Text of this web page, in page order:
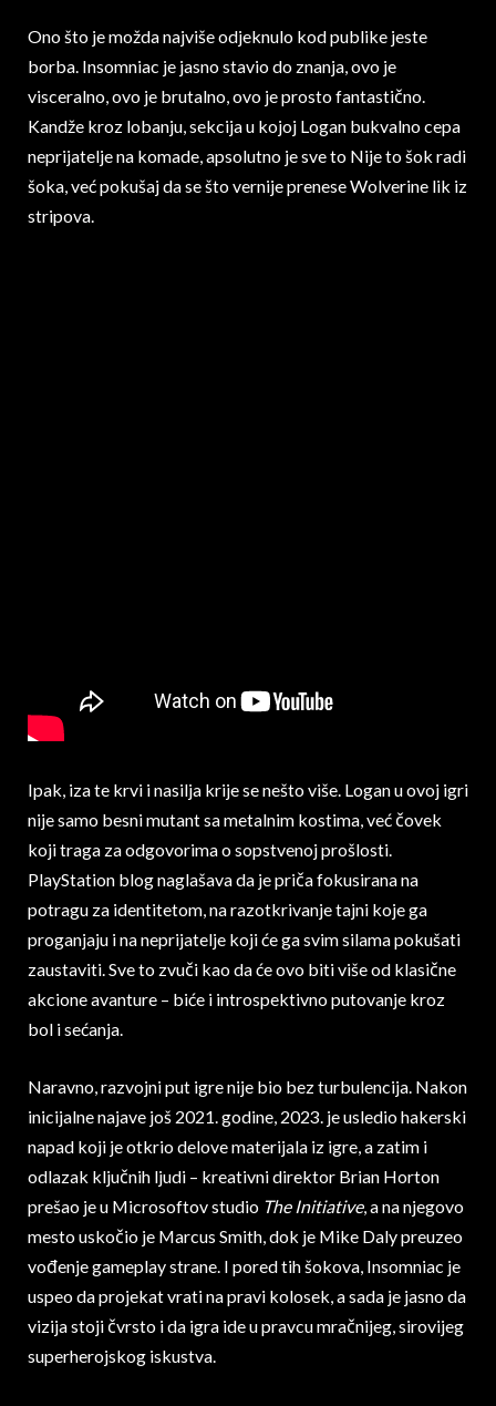
Ono što je možda najviše odjeknulo kod publike jeste
borba. Insomniac je jasno stavio do znanja, ovo je
visceralno, ovo je brutalno, ovo je prosto fantastično.
Kandže kroz lobanju, sekcija u kojoj Logan bukvalno cepa
neprijatelje na komade, apsolutno je sve to Nije to šok radi
šoka, već pokušaj da se što vernije prenese Wolverine lik iz
stripova.
Ipak, iza te krvi i nasilja krije se nešto više. Logan u ovoj igri
nije samo besni mutant sa metalnim kostima, već čovek
koji traga za odgovorima o sopstvenoj prošlosti.
PlayStation blog naglašava da je priča fokusirana na
potragu za identitetom, na razotkrivanje tajni koje ga
proganjaju i na neprijatelje koji će ga svim silama pokušati
zaustaviti. Sve to zvuči kao da će ovo biti više od klasične
akcione avanture – biće i introspektivno putovanje kroz
bol i sećanja.
Naravno, razvojni put igre nije bio bez turbulencija. Nakon
inicijalne najave još 2021. godine, 2023. je usledio hakerski
napad koji je otkrio delove materijala iz igre, a zatim i
odlazak ključnih ljudi – kreativni direktor Brian Horton
prešao je u Microsoftov studio The Initiative, a na njegovo
mesto uskočio je Marcus Smith, dok je Mike Daly preuzeo
vođenje gameplay strane. I pored tih šokova, Insomniac je
uspeo da projekat vrati na pravi kolosek, a sada je jasno da
vizija stoji čvrsto i da igra ide u pravcu mračnijeg, sirovijeg
superherojskog iskustva.